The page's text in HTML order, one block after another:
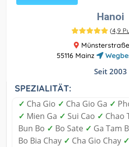
Hanoi
(4,9
Münsterstraße
55116 Mainz
Seit 2003
SPEZIALITÄT:
✓ Cha Gio ✓ Cha Gio Ga ✓
✓ Mien Ga ✓ Sui Cao ✓ Chao
Bun Bo ✓ Bo Sate ✓ Ga Tam
Bo Bia Chay ✓ Cha Gio Chay ✓